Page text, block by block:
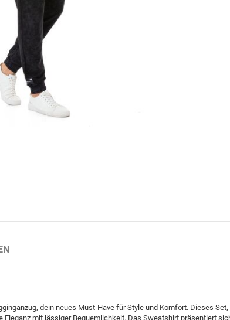
dein neues Must-Have für Style und Komfort. Dieses
Eleganz mit lässiger Bequemlichkeit. Das Sweatshirt präsentiert